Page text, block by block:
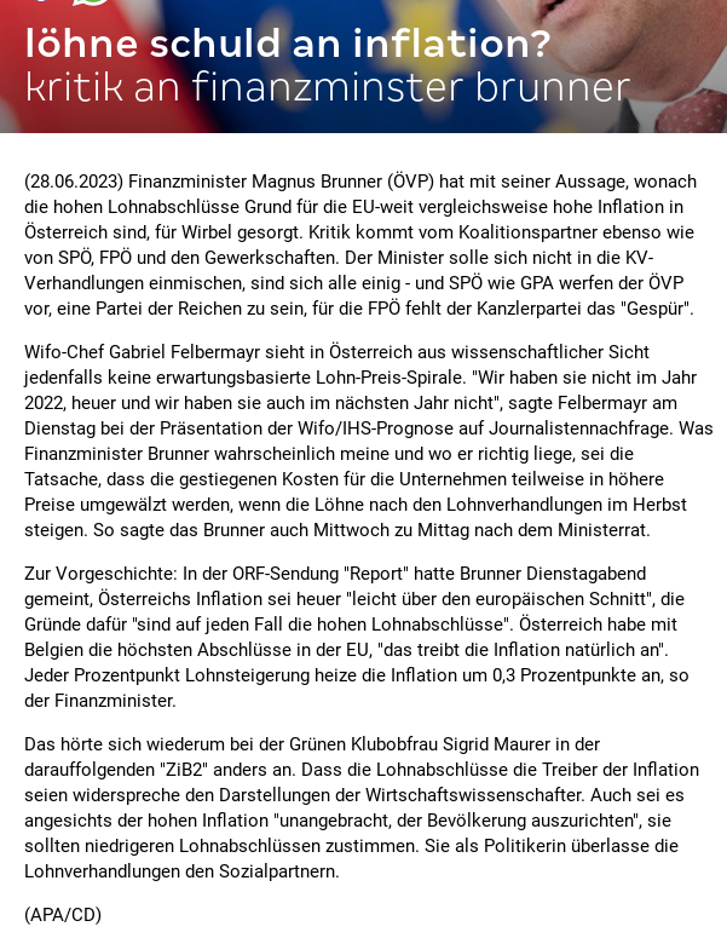
löhne schuld an inflation?
kritik an finanzminster brunner
(28.06.2023) Finanzminister Magnus Brunner (ÖVP) hat mit seiner Aussage, wonach
die hohen Lohnabschlüsse Grund für die EU-weit vergleichsweise hohe Inflation in
Österreich sind, für Wirbel gesorgt. Kritik kommt vom Koalitionspartner ebenso wie
von SPÖ, FPÖ und den Gewerkschaften. Der Minister solle sich nicht in die KV-
Verhandlungen einmischen, sind sich alle einig - und SPÖ wie GPA werfen der ÖVP
vor, eine Partei der Reichen zu sein, für die FPÖ fehlt der Kanzlerpartei das "Gespür".
Wifo-Chef Gabriel Felbermayr sieht in Österreich aus wissenschaftlicher Sicht
jedenfalls keine erwartungsbasierte Lohn-Preis-Spirale. "Wir haben sie nicht im Jahr
2022, heuer und wir haben sie auch im nächsten Jahr nicht", sagte Felbermayr am
Dienstag bei der Präsentation der Wifo/IHS-Prognose auf Journalistennachfrage. Was
Finanzminister Brunner wahrscheinlich meine und wo er richtig liege, sei die
Tatsache, dass die gestiegenen Kosten für die Unternehmen teilweise in höhere
Preise umgewälzt werden, wenn die Löhne nach den Lohnverhandlungen im Herbst
steigen. So sagte das Brunner auch Mittwoch zu Mittag nach dem Ministerrat.
Zur Vorgeschichte: In der ORF-Sendung "Report" hatte Brunner Dienstagabend
gemeint, Österreichs Inflation sei heuer "leicht über den europäischen Schnitt", die
Gründe dafür "sind auf jeden Fall die hohen Lohnabschlüsse". Österreich habe mit
Belgien die höchsten Abschlüsse in der EU, "das treibt die Inflation natürlich an".
Jeder Prozentpunkt Lohnsteigerung heize die Inflation um 0,3 Prozentpunkte an, so
der Finanzminister.
Das hörte sich wiederum bei der Grünen Klubobfrau Sigrid Maurer in der
darauffolgenden "ZiB2" anders an. Dass die Lohnabschlüsse die Treiber der Inflation
seien widerspreche den Darstellungen der Wirtschaftswissenschafter. Auch sei es
angesichts der hohen Inflation "unangebracht, der Bevölkerung auszurichten", sie
sollten niedrigeren Lohnabschlüssen zustimmen. Sie als Politikerin überlasse die
Lohnverhandlungen den Sozialpartnern.
(APA/CD)